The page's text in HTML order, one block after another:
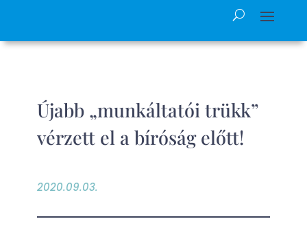
Újabb „munkáltatói trükk”
vérzett el a bíróság előtt!
2020.09.03.